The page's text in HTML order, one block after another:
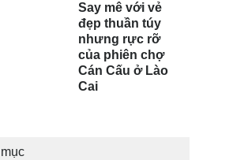
Say mê với vẻ
đẹp thuần túy
nhưng rực rỡ
của phiên chợ
Cán Cấu ở Lào
Cai